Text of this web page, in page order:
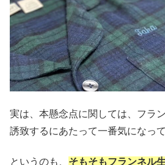
実は、本懸念点に関しては、フラ
誘致するにあたって一番気になっ
というのも、 そもそもフランネル